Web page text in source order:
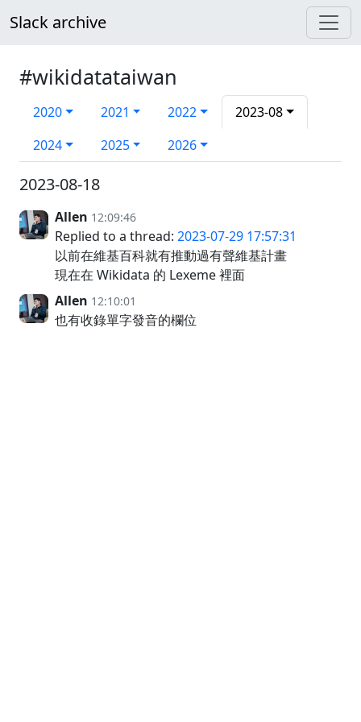
Slack archive
#wikidatataiwan
2020 2021 2022
2023-08
2024
2025 2026
2023-08-18
Allen 12:09:46
Replied to a thread: 2023-07-29 17:57:31
以前在維基百科就有推動過有聲維基計畫
現在在 Wikidata 的 Lexeme 裡面
Allen 12:10:01
也有收錄單字發音的欄位